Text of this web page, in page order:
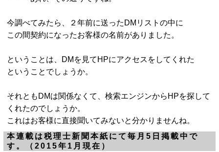
今調べてみたら、２年前に送ったDMリストの中に
この間契約になったお客様の名前がありました。
ということは、DMを見てHPにアクセスをしてくれた
ということでしょうか。
それともDMは関係なくて、検索エンジンからHPを探して
くれたのでしょうか。
これはお客様に直接聞いてみないと分かりませんね。
本連載は税理士新聞本紙にて毎月5日掲載中で
す。（2015年1月現在）